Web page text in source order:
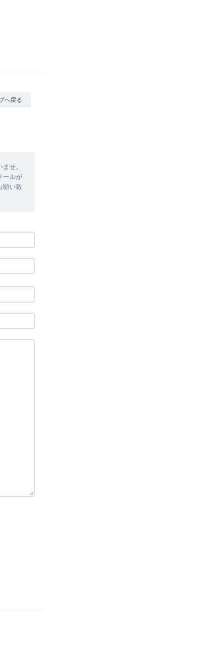
へ戻る
せ。
ールが
願い致